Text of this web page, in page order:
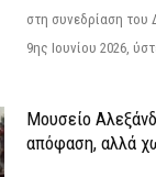
στη συνεδρίαση του
9ης Ιουνίου 2026,
Μουσείο
απόφαση, αλλά